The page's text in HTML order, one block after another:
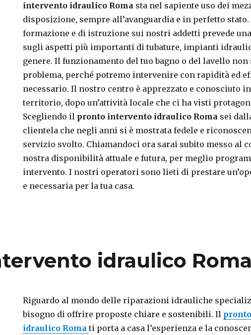
intervento idraulico Roma sta nel sapiente uso dei
disposizione, sempre all’avanguardia e in perfetto
formazione e di istruzione sui nostri addetti prevede
sugli aspetti più importanti di tubature, impianti
genere. Il funzionamento del tuo bagno o del lavello
problema, perché potremo intervenire con rapidità ed
necessario. Il nostro centro è apprezzato e conosciuto
territorio, dopo un’attività locale che ci ha visti
Scegliendo il pronto intervento idraulico Roma sei
clientela che negli anni si è mostrata fedele e
servizio svolto. Chiamandoci ora sarai subito messo al
nostra disponibilità attuale e futura, per meglio
intervento. I nostri operatori sono lieti di prestare
e necessaria per la tua casa.
idraulico Roma
Riguardo al mondo delle riparazioni idrauliche
bisogno di offrire proposte chiare e sostenibili. Il
idraulico Romati porta a casa l’esperienza e la